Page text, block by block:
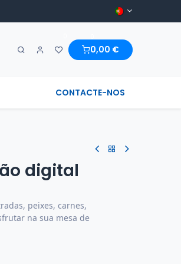
0,00 €
CONTACTE-NOS
digital
peixes, carnes,
na sua mesa de